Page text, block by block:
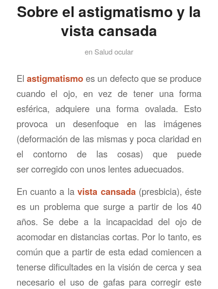
Sobre el astigmatismo y la
vista cansada
en Salud ocular
El astigmatismoes un defecto que se produce
cuando el ojo, en vez de tener una forma
esférica, adquiere una forma ovalada. Esto
provoca un desenfoque en las imágenes
(deformación de las mismas y poca claridad en
el contorno de las cosas) que puede
ser corregido con unos lentes aduecuados.
En cuanto a lavista cansada(presbicia), éste
es un problema que surge a partir de los 40
años. Se debe a la incapacidad del ojo de
acomodar en distancias cortas. Por lo tanto, es
común que a partir de esta edad comiencen a
tenerse dificultades en la visión de cerca y sea
necesario el uso de gafas para corregir este